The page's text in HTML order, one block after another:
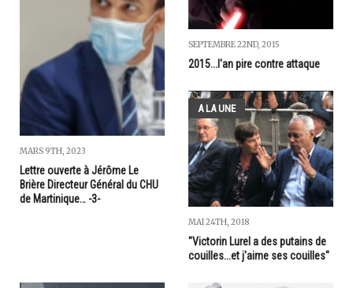
MARS 9TH, 2023
Lettre ouverte à Jérôme Le
Brière Directeur Général du CHU
de Martinique… -3-
SEPTEMBRE 22ND, 2015
2015...l'an pire contre attaque
A LA UNE
MAI 24TH, 2018
"Victorin Lurel a des putains de
couilles...et j'aime ses couilles"